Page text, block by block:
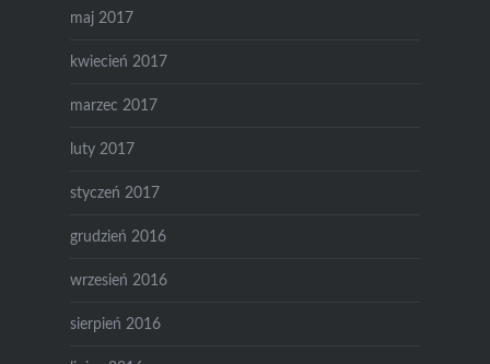
maj 2017
kwiecień 2017
marzec 2017
luty 2017
styczeń 2017
grudzień 2016
wrzesień 2016
sierpień 2016